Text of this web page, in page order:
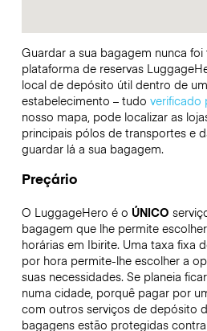
Guardar a sua bagagem nunca foi
plataforma de reservas
local de depósito útil dentro de
estabelecimento – tudo verificado
nosso mapa, pode localizar as
principais pólos de transportes e
guardar lá a sua bagagem.
Preçário
O LuggageHero é o ÚNICO
bagagem que lhe permite
horárias em Ibirite. Uma taxa fixa
por hora permite-lhe escolher a
suas necessidades. Se planeia
numa cidade, porquê pagar por
com outros serviços de depósito
bagagens estão protegidas